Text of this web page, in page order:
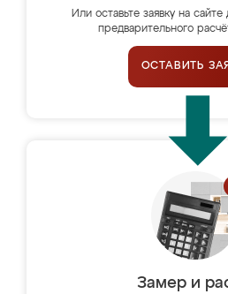
Или оставьте заявку на сайте
предварительного
ОСТАВИТЬ
Замер и